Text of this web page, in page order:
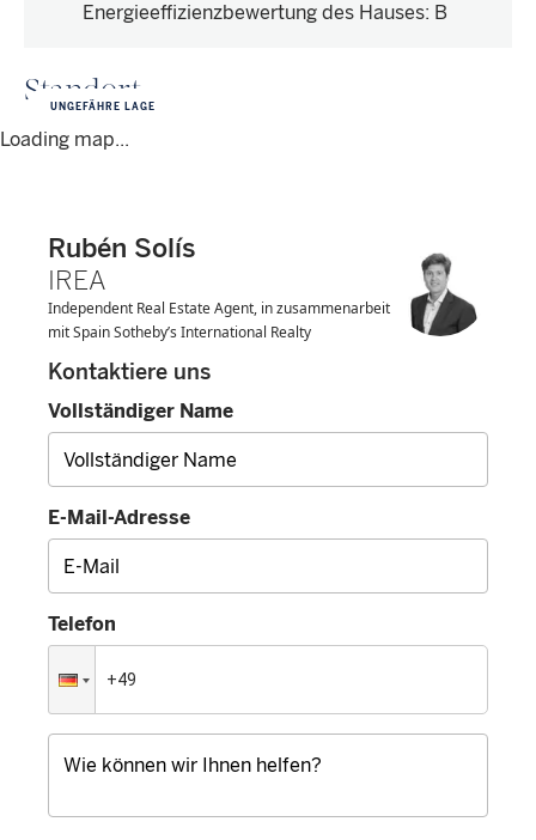
Energieeffizienzbewertung des Hauses: B
Standort
Loading map...
UNGEFÄHRE LAGE
Rubén Solís
IREA
Independent Real Estate Agent, in zusammenarbeit
mit Spain Sotheby’s International Realty
Kontaktiere uns
Vollständiger Name
E-Mail-Adresse
Telefon